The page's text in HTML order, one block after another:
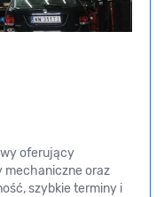
oferujący
mechaniczne oraz
szybkie terminy i